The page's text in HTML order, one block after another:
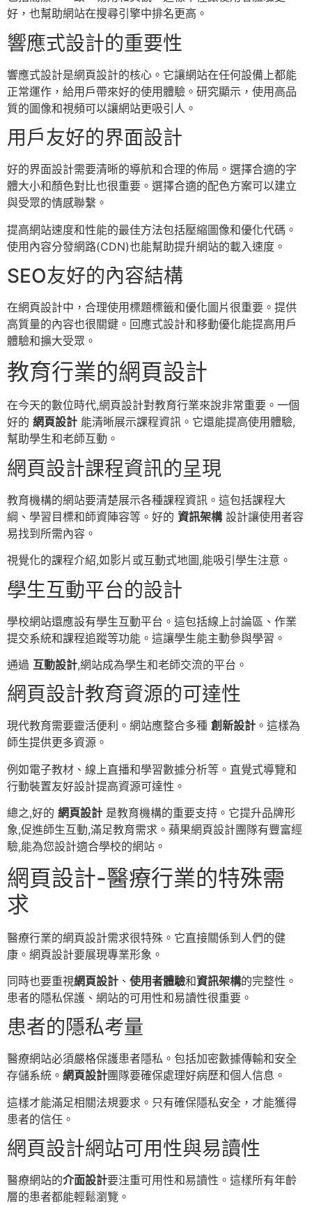
好，也幫助網站在搜尋引擎中排名更高。
響應式設計的重要性
響應式設計是網頁設計的核心。它讓網站在任何設備上都能
正常運作，給用戶帶來好的使用體驗。研究顯示，使用高品
質的圖像和視頻可以讓網站更吸引人。
用戶友好的界面設計
好的界面設計需要清晰的導航和合理的佈局。選擇合適的字
體大小和顏色對比也很重要。選擇合適的配色方案可以建立
與受眾的情感聯繫。
提高網站速度和性能的最佳方法包括壓縮圖像和優化代碼。
使用內容分發網路(CDN)也能幫助提升網站的載入速度。
SEO友好的內容結構
在網頁設計中，合理使用標題標籤和優化圖片很重要。提供
高質量的內容也很關鍵。回應式設計和移動優化能提高用戶
體驗和擴大受眾。
教育行業的網頁設計
在今天的數位時代,網頁設計對教育行業來說非常重要。一個
好的 網頁設計 能清晰展示課程資訊。它還能提高使用體驗,
幫助學生和老師互動。
網頁設計課程資訊的呈現
教育機構的網站要清楚展示各種課程資訊。這包括課程大
綱、學習目標和師資陣容等。好的 資訊架構設計讓使用者容
易找到所需內容。
視覺化的課程介紹,如影片或互動式地圖,能吸引學生注意。
學生互動平台的設計
學校網站還應設有學生互動平台。這包括線上討論區、作業
提交系統和課程追蹤等功能。這讓學生能主動參與學習。
通過 互動設計,網站成為學生和老師交流的平台。
網頁設計教育資源的可達性
現代教育需要靈活便利。網站應整合多種 創新設計 。這樣為
師生提供更多資源。
例如電子教材、線上直播和學習數據分析等。直覺式導覽和
行動裝置友好設計提高資源可達性。
總之,好的 網頁設計 是教育機構的重要支持。它提升品牌形
象,促進師生互動,滿足教育需求。蘋果網頁設計團隊有豐富經
驗,能為您設計適合學校的網站。
網頁設計-醫療行業的特殊需
求
醫療行業的網頁設計需求很特殊。它直接關係到人們的健
康。網頁設計要展現專業形象。
同時也要重視網頁設計 、 使用者體驗和資訊架構的完整性。
患者的隱私保護、網站的可用性和易讀性很重要。
患者的隱私考量
醫療網站必須嚴格保護患者隱私。包括加密數據傳輸和安全
存儲系統。 網頁設計團隊要確保處理好病歷和個人信息。
這樣才能滿足相關法規要求。只有確保隱私安全，才能獲得
患者的信任。
網頁設計網站可用性與易讀性
醫療網站的介面設計要注重可用性和易讀性。這樣所有年齡
層的患者都能輕鬆瀏覽。